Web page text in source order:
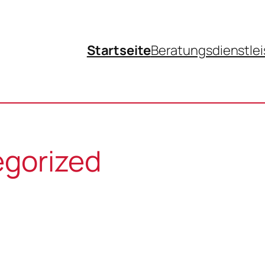
Startseite